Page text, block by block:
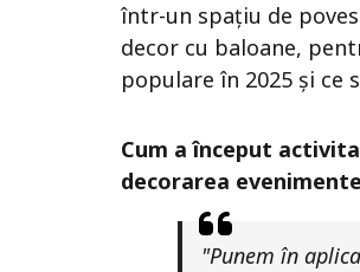
într-un spațiu de
decor cu baloane,
populare în 2025 și
Cum a început
decorarea
"Punem în